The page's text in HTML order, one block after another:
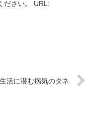
ださい。 URL:
活に潜む病気のタネ